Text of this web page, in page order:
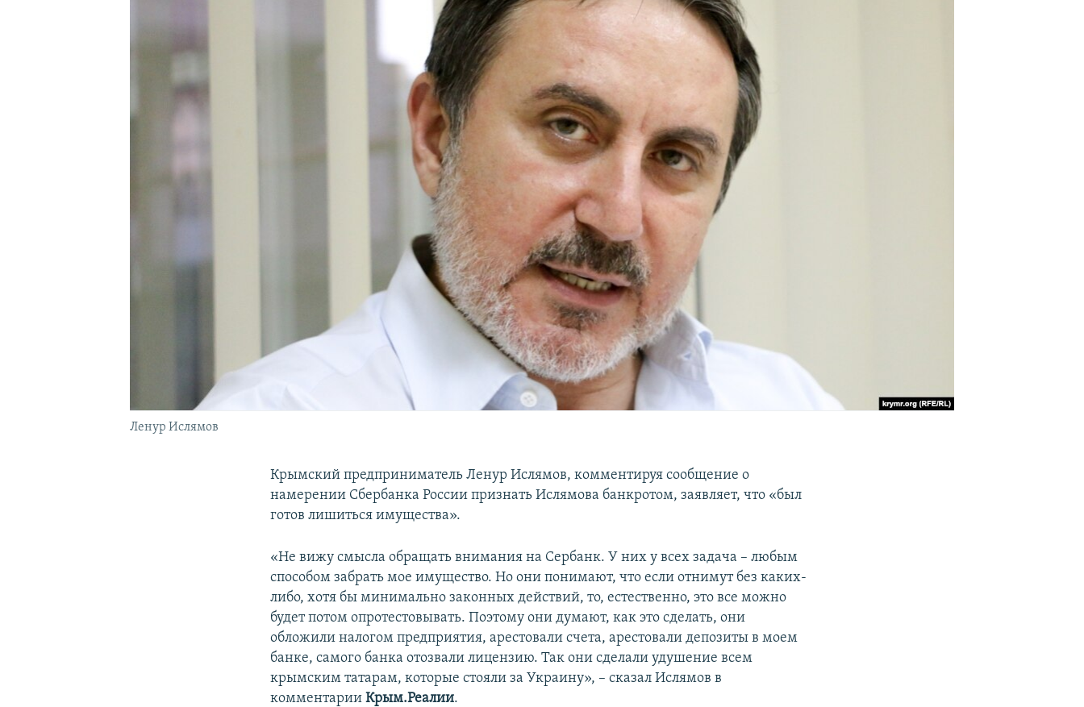
Ленур Ислямов
Крымский предприниматель Ленур Ислямов, комментируя сообщение о
намерении Сбербанка России признать Ислямова банкротом, заявляет, что «был
готов лишиться имущества».
«Не вижу смысла обращать внимания на Сербанк. У них у всех задача – любым
способом забрать мое имущество. Но они понимают, что если отнимут без каких-
либо, хотя бы минимально законных действий, то, естественно, это все можно
будет потом опротестовывать. Поэтому они думают, как это сделать, они
обложили налогом предприятия, арестовали счета, арестовали депозиты в моем
банке, самого банка отозвали лицензию. Так они сделали удушение всем
крымским татарам, которые стояли за Украину», – сказал Ислямов в
комментарииКрым.Реалии.